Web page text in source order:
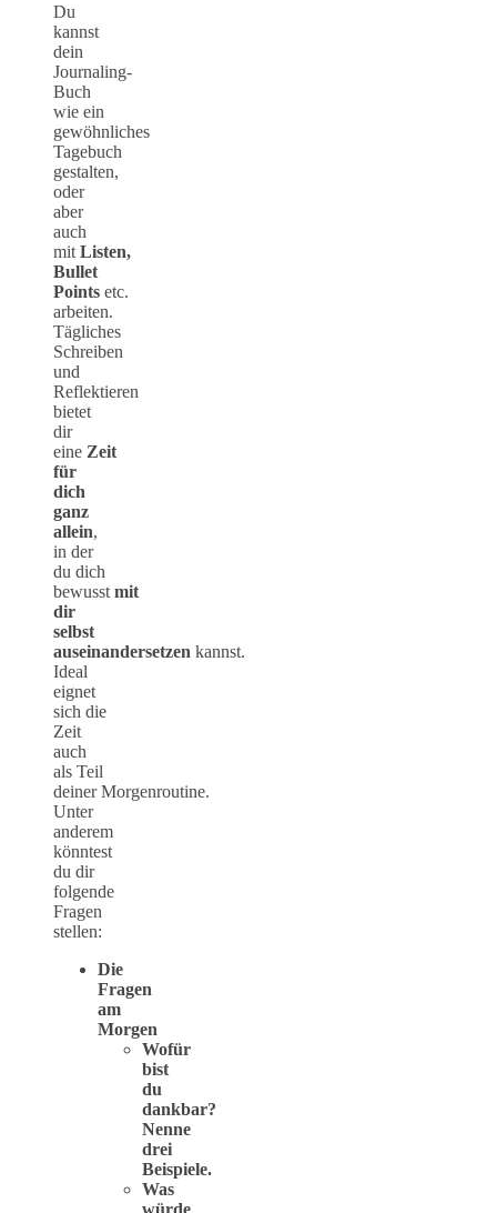
Du
kannst
dein
Journaling-
Buch
wie ein
gewöhnliches
Tagebuch
gestalten,
oder
aber
auch
mit Listen,
Bullet
Points etc.
arbeiten.
Tägliches
Schreiben
und
Reflektieren
bietet
dir
eine Zeit
für
dich
ganz
allein,
in der
du dich
bewusst mit
dir
selbst
auseinandersetzen kannst.
Ideal
eignet
sich die
Zeit
auch
als Teil
deiner Morgenroutine.
Unter
anderem
könntest
du dir
folgende
Fragen
stellen:
Die
Fragen
am
Morgen
Wofür
bist
du
dankbar?
Nenne
drei
Beispiele.
Was
würde